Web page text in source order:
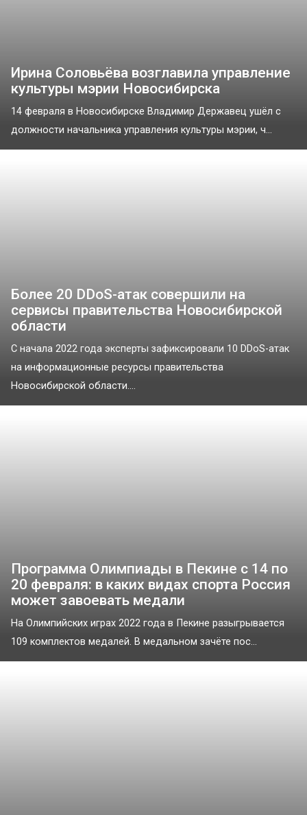
Ирина Соловьёва возглавила управление
культуры мэрии Новосибирска
14 февраля в Новосибирске Владимир Державец ушёл с
должности начальника управления культуры мэрии, ч...
Более 20 DDoS-атак совершили на
сервисы правительства Новосибирской
области
С начала 2022 года эксперты зафиксировали 10 DDoS-атак
на информационные ресурсы правительства
Новосибирской области....
Программа Олимпиады в Пекине с 14 по
20 февраля: в каких видах спорта Россия
может завоевать медали
На Олимпийских играх 2022 года в Пекине разыгрывается
109 комплектов медалей. В медальном зачёте пос...